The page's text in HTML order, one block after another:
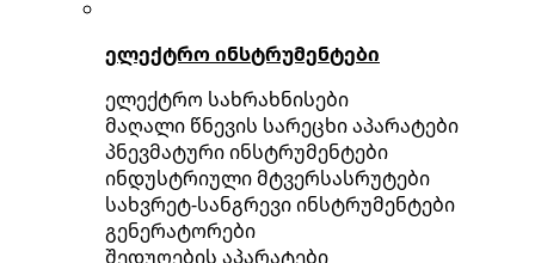
ელექტრო ინსტრუმენტები
ელექტრო სახრახნისები
მაღალი წნევის სარეცხი აპარატები
პნევმატური ინსტრუმენტები
ინდუსტრიული მტვერსასრუტები
სახვრეტ-სანგრევი ინსტრუმენტები
გენერატორები
შედუღების აპარატები